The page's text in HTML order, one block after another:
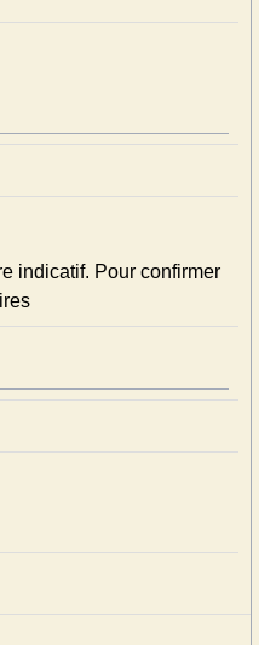
indicatif. Pour confirmer